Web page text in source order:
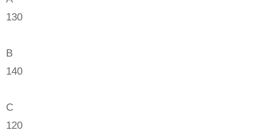
130
B
140
C
120